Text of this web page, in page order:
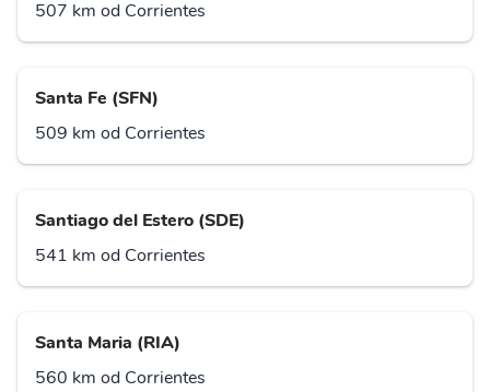
507 km od Corrientes
Santa Fe (SFN)
509 km od Corrientes
Santiago del Estero (SDE)
541 km od Corrientes
Santa Maria (RIA)
560 km od Corrientes